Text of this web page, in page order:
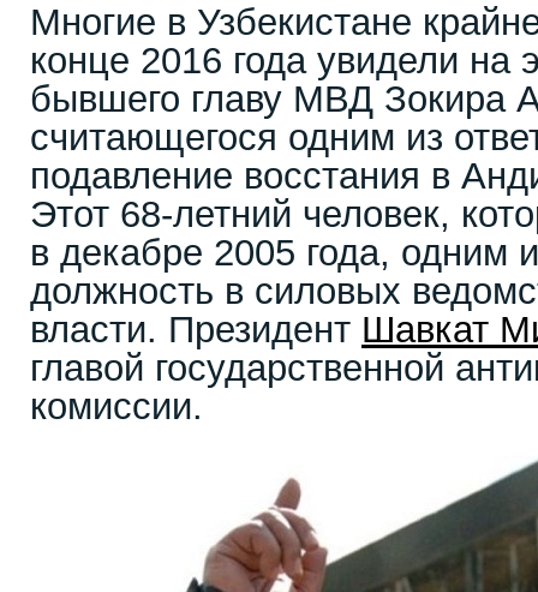
Многие в Узбекистане
конце 2016 года увидели на
бывшего главу МВД Зокира
считающегося одним из
подавление восстания в
Этот 68-летний человек,
в декабре 2005 года, одним
должность в силовых
власти. Президент Шавкат
главой государственной
комиссии.